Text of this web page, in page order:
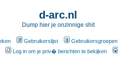
d-arc.nl
Dump hier je onzinnige shit
Gebruikerslijst Gebruikersgroepen
Log in om je priv� berichten te bekijken